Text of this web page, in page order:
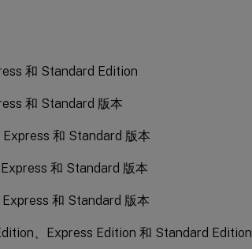
和 Standard Edition
和 Standard 版本
和 Standard 版本
和 Standard 版本
和 Standard 版本
、Express Edition 和 Standard Edition